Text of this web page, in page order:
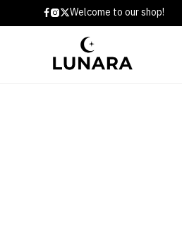
Welcome to our shop!